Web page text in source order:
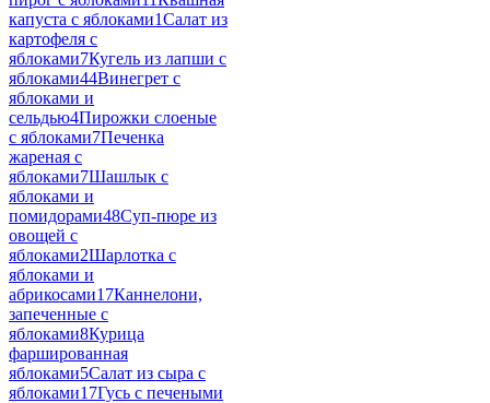
капуста с яблоками1Салат из
картофеля с
яблоками7Кугель из лапши с
яблоками44Винегрет с
яблоками и
сельдью4Пирожки слоеные
с яблоками7Печенка
жареная с
яблоками7Шашлык с
яблоками и
помидорами48Суп-пюре из
овощей с
яблоками2Шарлотка с
яблоками и
абрикосами17Каннелони,
запеченные с
яблоками8Курица
фаршированная
яблоками5Салат из сыра с
яблоками17Гусь с печеными